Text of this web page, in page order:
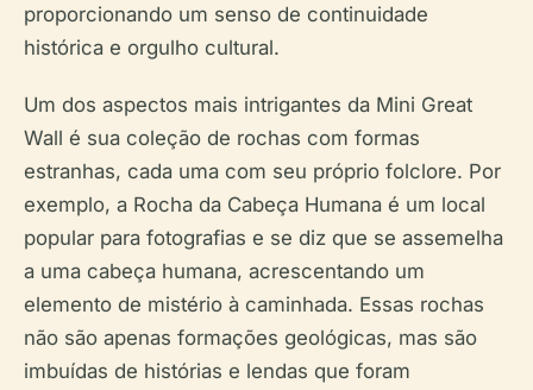
proporcionando um senso de continuidade
histórica e orgulho cultural.
Um dos aspectos mais intrigantes da Mini Great
Wall é sua coleção de rochas com formas
estranhas, cada uma com seu próprio folclore. Por
exemplo, a Rocha da Cabeça Humana é um local
popular para fotografias e se diz que se assemelha
a uma cabeça humana, acrescentando um
elemento de mistério à caminhada. Essas rochas
não são apenas formações geológicas, mas são
imbuídas de histórias e lendas que foram